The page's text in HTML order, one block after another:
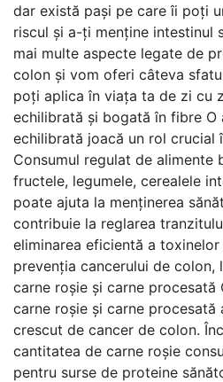
dar există pași pe care îi poți
riscul și a-ți menține intestinul
mai multe aspecte legate de
colon și vom oferi câteva
poți aplica în viața ta de zi cu
echilibrată și bogată în fibre O
echilibrată joacă un rol crucial
Consumul regulat de alimente
fructele, legumele, cerealele
poate ajuta la menținerea
contribuie la reglarea
eliminarea eficientă a
prevenția cancerului de colon,
carne roșie și carne procesată
carne roșie și carne
crescut de cancer de colon.
cantitatea de carne roșie
pentru surse de proteine